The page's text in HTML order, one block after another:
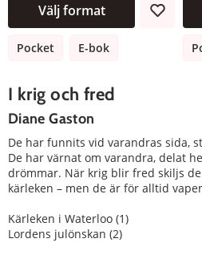
Välj format
Pocket E-bok
I krig och fred
Diane Gaston
De har funnits vid varandras sida,
De har värnat om varandra, delat
drömmar. När krig blir fred skiljs
kärleken – men de är för alltid
Kärleken i Waterloo (1)
Lordens julönskan (2)